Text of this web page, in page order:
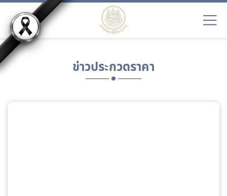
ข่าวประกวดราคา